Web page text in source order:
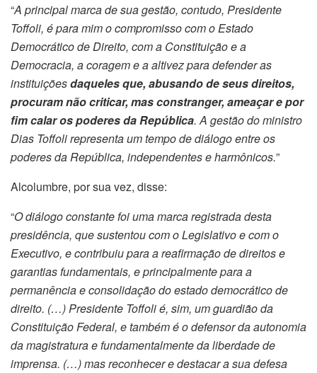
“A principal marca de sua gestão, contudo, Presidente
Toffoli, é para mim o compromisso com o Estado
Democrático de Direito, com a Constituição e a
Democracia, a coragem e a altivez para defender as
instituiçõesdaqueles que, abusando de seus direitos,
procuram não criticar, mas constranger, ameaçar e por
fim calar os poderes da República. A gestão do ministro
Dias Toffoli representa um tempo de diálogo entre os
poderes da República, independentes e harmônicos.”
Alcolumbre, por sua vez, disse:
“O diálogo constante foi uma marca registrada desta
presidência, que sustentou com o Legislativo e com o
Executivo, e contribuiu para a reafirmação de direitos e
garantias fundamentais, e principalmente para a
permanência e consolidação do estado democrático de
direito. (…) Presidente Toffoli é, sim, um guardião da
Constituição Federal, e também é o defensor da autonomia
da magistratura e fundamentalmente da liberdade de
imprensa. (…) mas reconhecer e destacar a sua defesa